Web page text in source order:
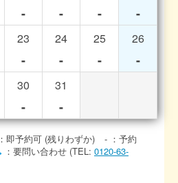
- - - -
23
-
24
-
25
-
26
-
30
-
31
-
：即予約可 (残りわずか) - ：予約
：要問い合わせ (TEL: 0120-63-